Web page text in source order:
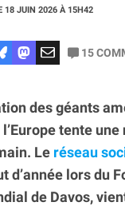
18 JUIN 2026 À 15H42
15
des géants
tente
Le réseau
d’année lors du
de Davos,